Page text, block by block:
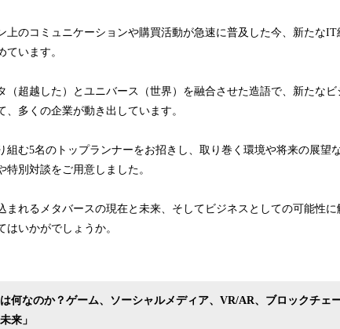
上のコミュニケーションや購買活動が急速に普及した今、新たな
ています。
（超越した）とユニバース（世界）を融合させた造語で、新たな
、多くの企業が動き出しています。
組む5名のトップランナーをお招きし、取り巻く環境や将来の展望
特別対談をご用意しました。
まれるメタバースの現在と未来、そしてビジネスとしての可能性
はいかがでしょうか。
は何なのか？ゲーム、ソーシャルメディア、VR/AR、ブロックチェ
来」